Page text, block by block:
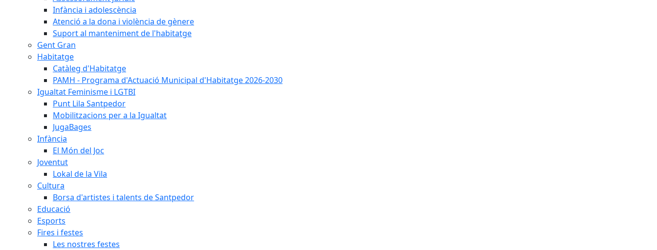
Infància i adolescència
Atenció a la dona i violència de gènere
Suport al manteniment de l'habitatge
Gent Gran
Habitatge
Catàleg d'Habitatge
PAMH - Programa d'Actuació Municipal d'Habitatge 2026-2030
Igualtat Feminisme i LGTBI
Punt Lila Santpedor
Mobilitzacions per a la Igualtat
JugaBages
Infància
El Món del Joc
Joventut
Lokal de la Vila
Cultura
Borsa d'artistes i talents de Santpedor
Educació
Esports
Fires i festes
Les nostres festes